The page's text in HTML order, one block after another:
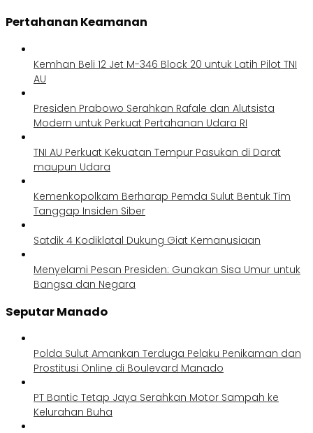
Pertahanan Keamanan
Kemhan Beli 12 Jet M-346 Block 20 untuk Latih Pilot TNI
AU
Presiden Prabowo Serahkan Rafale dan Alutsista
Modern untuk Perkuat Pertahanan Udara RI
TNI AU Perkuat Kekuatan Tempur Pasukan di Darat
maupun Udara
Kemenkopolkam Berharap Pemda Sulut Bentuk Tim
Tanggap Insiden Siber
Satdik 4 Kodiklatal Dukung Giat Kemanusiaan
Menyelami Pesan Presiden: Gunakan Sisa Umur untuk
Bangsa dan Negara
Seputar Manado
Polda Sulut Amankan Terduga Pelaku Penikaman dan
Prostitusi Online di Boulevard Manado
PT Bantic Tetap Jaya Serahkan Motor Sampah ke
Kelurahan Buha